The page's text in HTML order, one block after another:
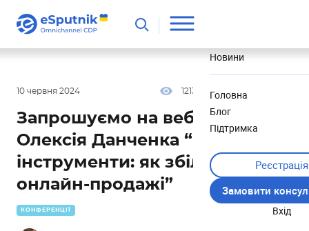
Новини
Головна
Блог
Підтримка
Реєстрація
Замовити
Вхід
10 червня 2024 1213
КОНФЕРЕНЦІЇ
Запрошуємо на вебінар
Олексія Данченка “ШІ-
інструменти: як збільшити
онлайн-продажі”